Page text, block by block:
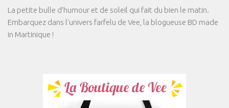
La petite bulle d’humour et de soleil qui fait du bien le matin.
Embarquez dans l'univers farfelu de Vee, la blogueuse BD made
in Martinique !